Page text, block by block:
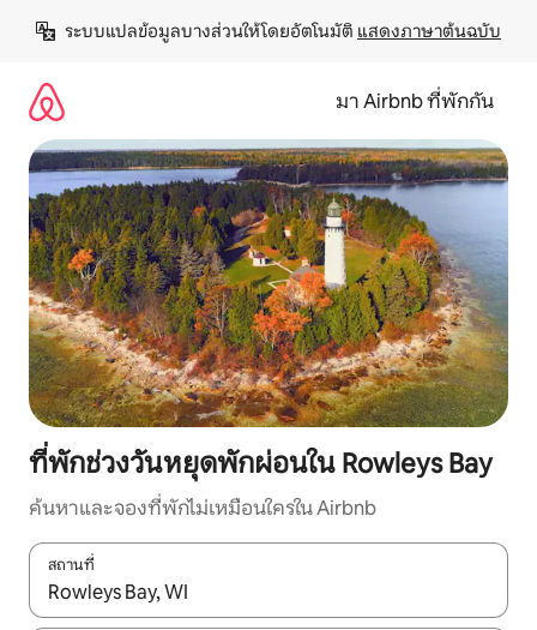
เนื้อหา
ระบบแปลข้อมูลบางส่วนให้โดยอัตโนมัติ แสดงภาษาต้นฉบับ
มา Airbnb ที่พักกัน
ที่พักช่วงวันหยุดพักผ่อนใน Rowleys Bay
ค้นหาและจองที่พักไม่เหมือนใครใน Airbnb
สถานที่
ใช้ลูกศรขึ้นลง หรือใช้การสัมผัสหรือปัด เพื่อสำรวจผลการค้นหา